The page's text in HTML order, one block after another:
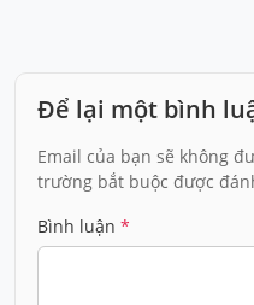
Để lại một bình
Email của bạn sẽ không
trường bắt buộc được
Bình luận *